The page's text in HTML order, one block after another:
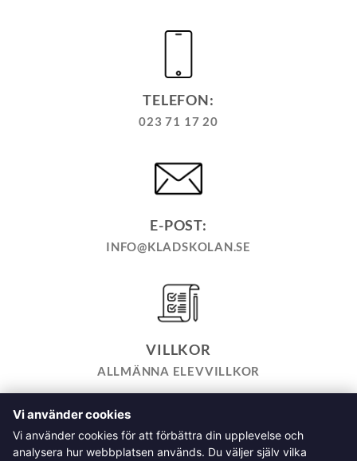
TELEFON:
023 71 17 20
E-POST:
INFO@KLADSKOLAN.SE
VILLKOR
ALLMÄNNA ELEVVILLKOR
TILL KASSAN VARUKORG
HEMSIDEPOLICY
COOKIEPOLICY
INTEGRITETSPOLICY
Vi använder cookies
Vi använder cookies för att förbättra din upplevelse och
analysera hur webbplatsen används. Du väljer själv vilka